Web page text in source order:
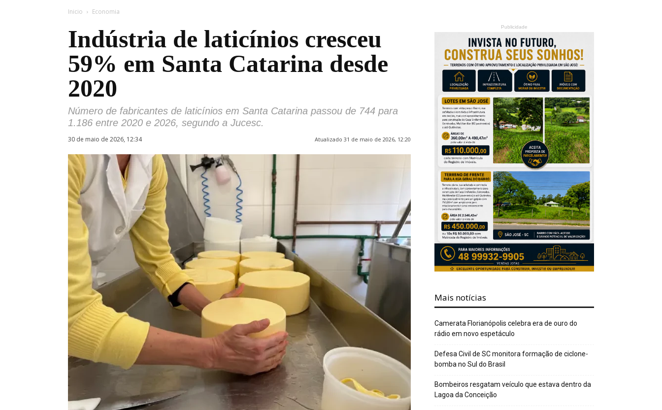
Inicio Economia
Indústria de laticínios cresceu
59% em Santa Catarina desde
2020
Número de fabricantes de laticínios em Santa Catarina passou de 744 para
1.186 entre 2020 e 2026, segundo a Jucesc.
30 de maio de 2026, 12:34 Atualizado 31 de maio de 2026, 12:20
Publicidade
Mais notícias
Camerata Florianópolis celebra era de ouro do
rádio em novo espetáculo
Defesa Civil de SC monitora formação de ciclone-
bomba no Sul do Brasil
Bombeiros resgatam veículo que estava dentro da
Lagoa da Conceição